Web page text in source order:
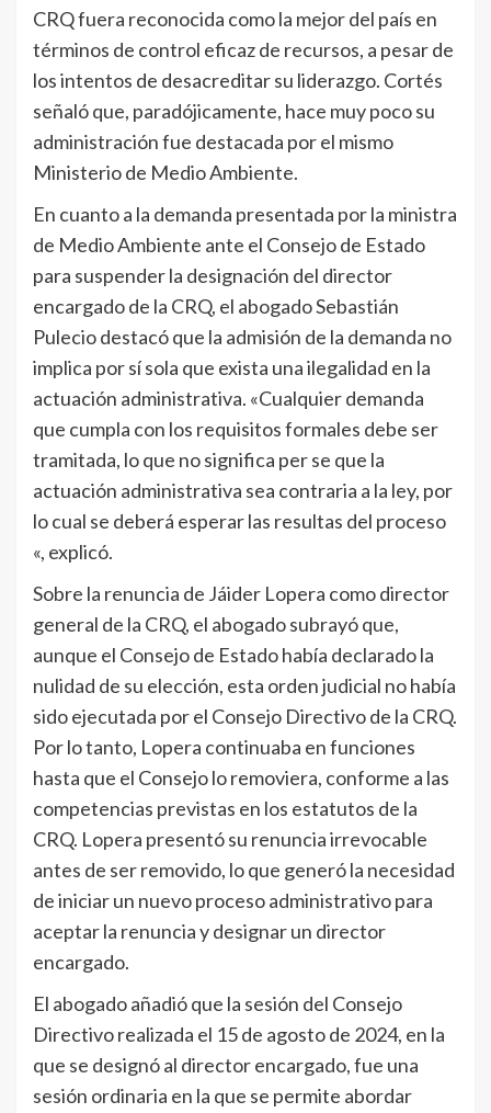
CRQ fuera reconocida como la mejor del país en
términos de control eficaz de recursos, a pesar de
los intentos de desacreditar su liderazgo. Cortés
señaló que, paradójicamente, hace muy poco su
administración fue destacada por el mismo
Ministerio de Medio Ambiente.
En cuanto a la demanda presentada por la ministra
de Medio Ambiente ante el Consejo de Estado
para suspender la designación del director
encargado de la CRQ, el abogado Sebastián
Pulecio destacó que la admisión de la demanda no
implica por sí sola que exista una ilegalidad en la
actuación administrativa. «Cualquier demanda
que cumpla con los requisitos formales debe ser
tramitada, lo que no significa per se que la
actuación administrativa sea contraria a la ley, por
lo cual se deberá esperar las resultas del proceso
«, explicó.
Sobre la renuncia de Jáider Lopera como director
general de la CRQ, el abogado subrayó que,
aunque el Consejo de Estado había declarado la
nulidad de su elección, esta orden judicial no había
sido ejecutada por el Consejo Directivo de la CRQ.
Por lo tanto, Lopera continuaba en funciones
hasta que el Consejo lo removiera, conforme a las
competencias previstas en los estatutos de la
CRQ. Lopera presentó su renuncia irrevocable
antes de ser removido, lo que generó la necesidad
de iniciar un nuevo proceso administrativo para
aceptar la renuncia y designar un director
encargado.
El abogado añadió que la sesión del Consejo
Directivo realizada el 15 de agosto de 2024, en la
que se designó al director encargado, fue una
sesión ordinaria en la que se permite abordar